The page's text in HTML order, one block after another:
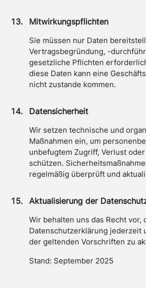
Mitwirkungspflichten
Sie müssen nur Daten
Vertragsbegründung, -
gesetzliche Pflichten
diese Daten kann eine
nicht zustande kommen.
Datensicherheit
Wir setzen technische und
Maßnahmen ein, um
unbefugtem Zugriff, Verlust
schützen.
regelmäßig überprüft und
Aktualisierung der
Wir behalten uns das Recht vor,
Datenschutzerklärung jederzeit
der geltenden Vorschriften zu
Stand: September 2025